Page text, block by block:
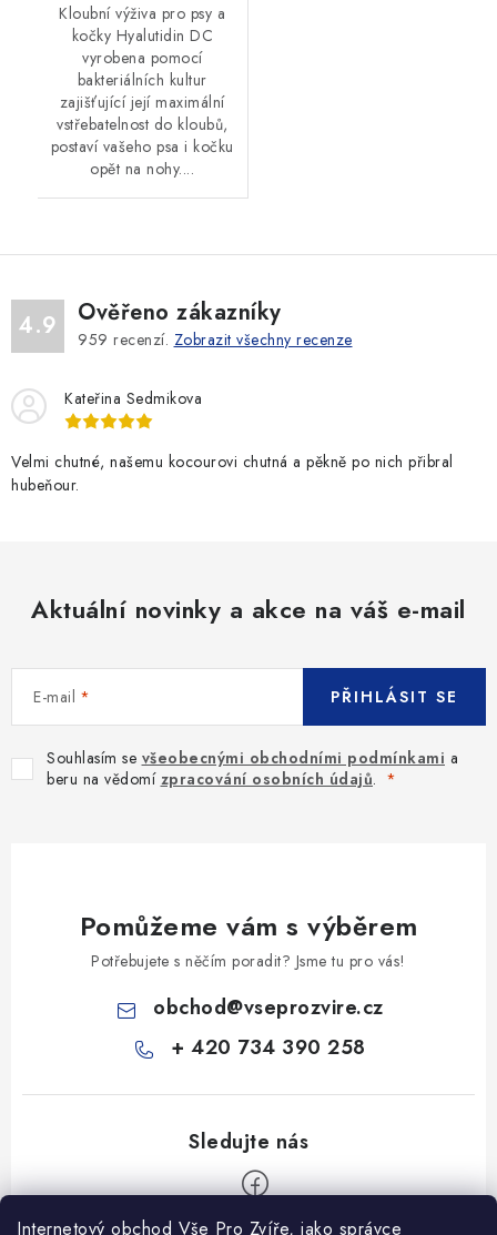
Internetový obchod Vše Pro Zvíře, jako správce
Kloubní výživa pro psy a
kočky Hyalutidin DC
vyrobena pomocí
bakteriálních kultur
zajišťující její maximální
vstřebatelnost do kloubů,
postaví vašeho psa i kočku
opět na nohy....
4.9 Ověřeno zákazníky
959 recenzí. Zobrazit všechny recenze
Kateřina Sedmikova
Velmi chutné, našemu kocourovi chutná a pěkně po nich přibral
hubeňour.
Aktuální novinky a akce na váš e-mail
E-mail
Souhlasím se všeobecnými obchodními podmínkami a
beru na vědomí zpracování osobních údajů.
PŘIHLÁSIT SE
Pomůžeme vám s výběrem
Potřebujete s něčím poradit? Jsme tu pro vás!
obchod@vseprozvire.cz
+ 420 734 390 258